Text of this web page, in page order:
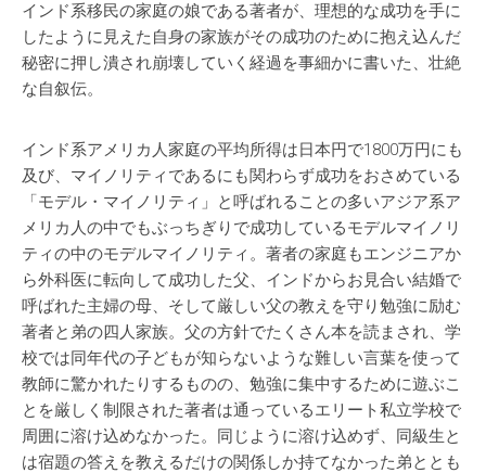
インド系移民の家庭の娘である著者が、理想的な成功を手に
したように見えた自身の家族がその成功のために抱え込んだ
秘密に押し潰され崩壊していく経過を事細かに書いた、壮絶
な自叙伝。
インド系アメリカ人家庭の平均所得は日本円で1800万円にも
及び、マイノリティであるにも関わらず成功をおさめている
「モデル・マイノリティ」と呼ばれることの多いアジア系ア
メリカ人の中でもぶっちぎりで成功しているモデルマイノリ
ティの中のモデルマイノリティ。著者の家庭もエンジニアか
ら外科医に転向して成功した父、インドからお見合い結婚で
呼ばれた主婦の母、そして厳しい父の教えを守り勉強に励む
著者と弟の四人家族。父の方針でたくさん本を読まされ、学
校では同年代の子どもが知らないような難しい言葉を使って
教師に驚かれたりするものの、勉強に集中するために遊ぶこ
とを厳しく制限された著者は通っているエリート私立学校で
周囲に溶け込めなかった。同じように溶け込めず、同級生と
は宿題の答えを教えるだけの関係しか持てなかった弟ととも